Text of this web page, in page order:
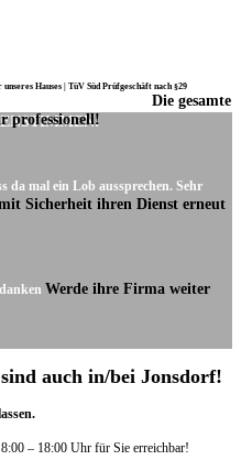
Hauses | TüV Süd Prüfgeschäft nach §29
Die gesamte
professionell!
da mal ein Lob aussprechen. Sehr
Sicherheit ihren Dienst erneut
Werde ihre Firma weiter
auch in/bei Jonsdorf!
– 18:00 Uhr für Sie erreichbar!